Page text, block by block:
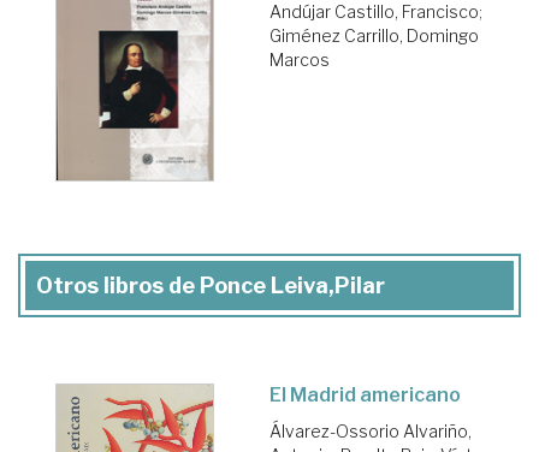
Andújar Castillo, Francisco;
Giménez Carrillo, Domingo
Marcos
Otros libros de Ponce Leiva,Pilar
El Madrid americano
Álvarez-Ossorio Alvariño,